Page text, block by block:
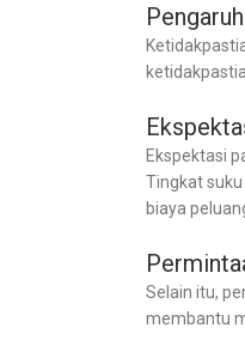
Ekspektasi
Tingkat
biaya
Selain itu,
membantu